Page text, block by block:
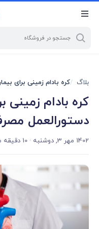
{ .w-ch{bottom: 125px
left:5px !important;} }
بلاگ کره بادام زمینی برای
کره بادام زمینی
دستورالعمل
1402 مهر 3, دوشنبه · 10 دقیقه مطالعه